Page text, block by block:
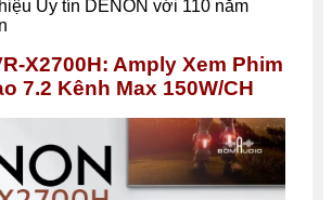
Uy tín DENON với 110 năm
X2700H: Amply Xem Phim
7.2 Kênh Max 150W/CH